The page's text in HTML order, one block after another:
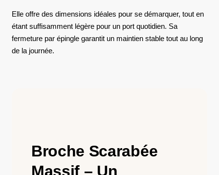
Elle offre des dimensions idéales pour se démarquer, tout en
étant suffisamment légère pour un port quotidien. Sa
fermeture par épingle garantit un maintien stable tout au long
de la journée.
Broche Scarabée
Massif – Un